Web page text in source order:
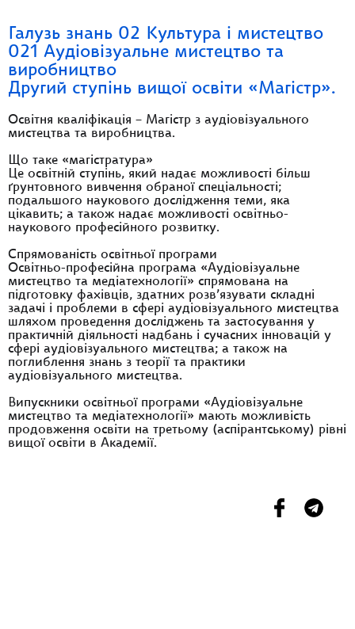
Галузь знань 02 Культура і мистецтво
021 Аудіовізуальне мистецтво та
виробництво
Другий ступінь вищої освіти «Магістр».
Освітня кваліфікація – Магістр з аудіовізуального
мистецтва та виробництва.
Що таке «магістратура»
Це освітній ступінь, який надає можливості більш
ґрунтовного вивчення обраної спеціальності;
подальшого наукового дослідження теми, яка
цікавить; а також надає можливості освітньо-
наукового професійного розвитку.
Спрямованість освітньої програми
Освітньо-професійна програма «Аудіовізуальне
мистецтво та медіатехнології» спрямована на
підготовку фахівців, здатних розв’язувати складні
задачі і проблеми в сфері аудіовізуального мистецтва
шляхом проведення досліджень та застосування у
практичній діяльності надбань і сучасних інновацій у
сфері аудіовізуального мистецтва; а також на
поглиблення знань з теорії та практики
аудіовізуального мистецтва.
Випускники освітньої програми «Аудіовізуальне
мистецтво та медіатехнології» мають можливість
продовження освіти на третьому (аспірантському) рівні
вищої освіти в Академії.